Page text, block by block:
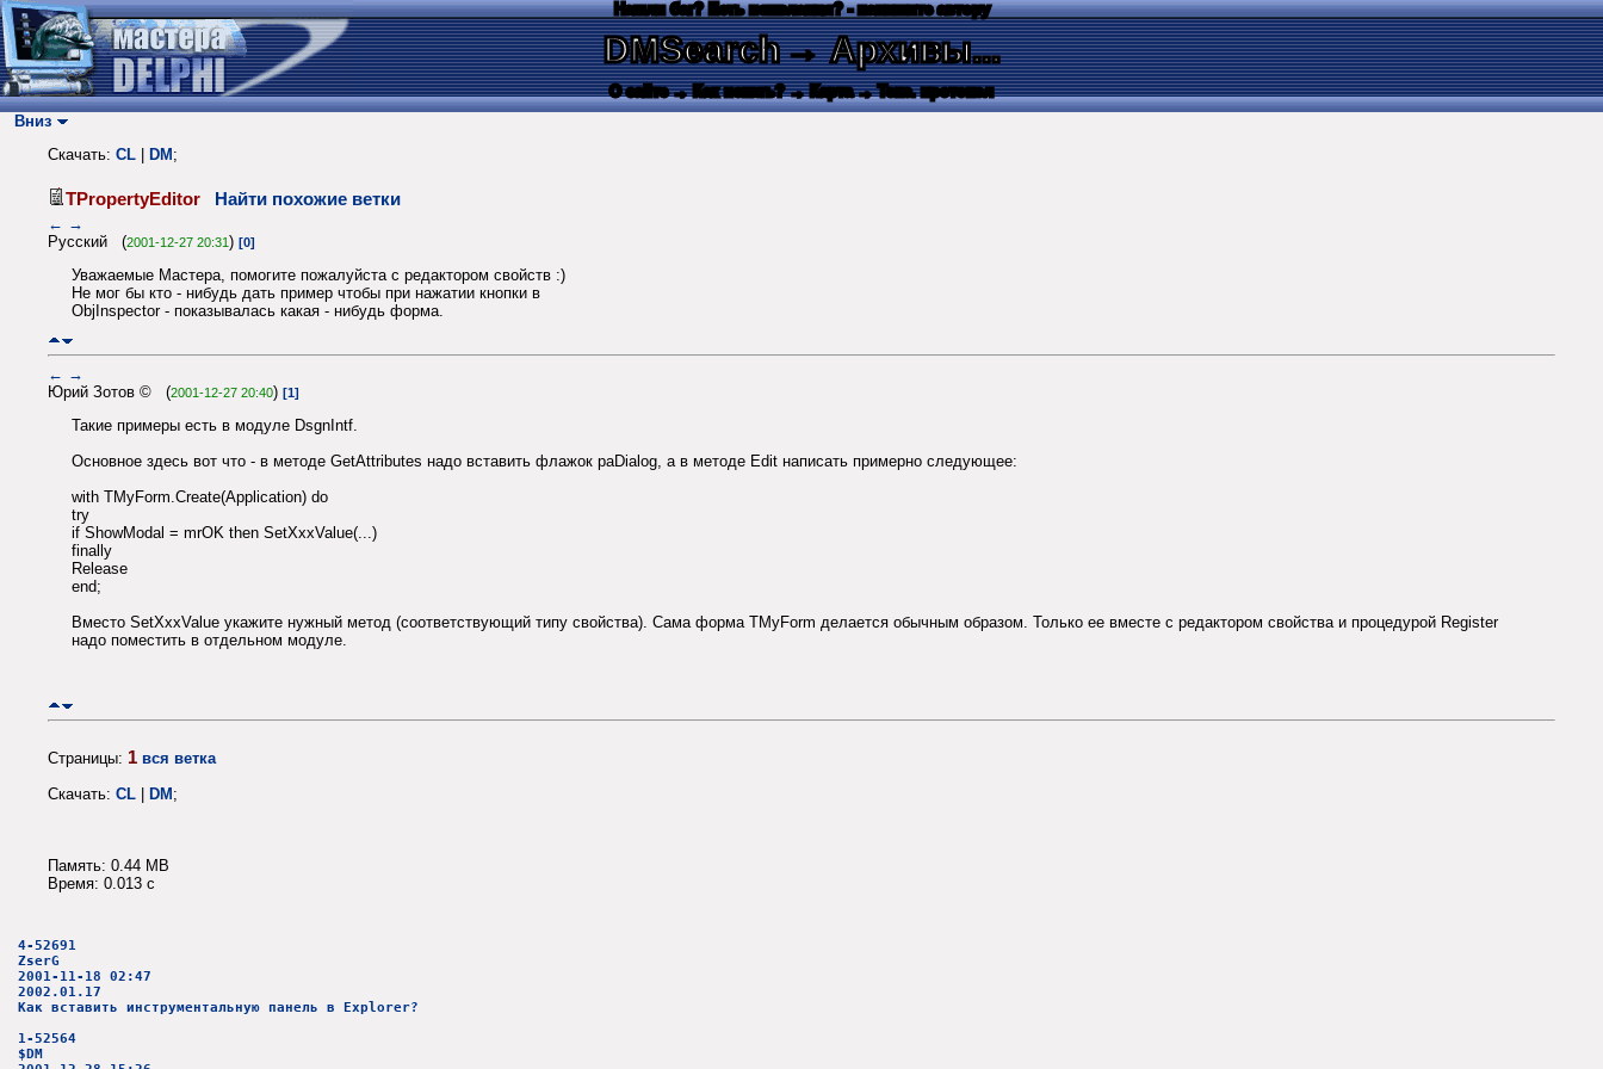
Нашли баг? Есть пожелания? - напишите автору
DMSearch→ Архивы...
О сайте → Как искать? → Карта → Текс. протокол
Вниз
Скачать: CL DM ;
TPropertyEditor Найти похожие ветки
← →
Русский (2001-12-27 20:31) [0]
Уважаемые Мастера, помогите пожалуйста с редактором свойств :)
Не мог бы кто - нибудь дать пример чтобы при нажатии кнопки в
ObjInspector - показывалась какая - нибудь форма.
← →
Юрий Зотов © (2001-12-27 20:40) [1]
Такие примеры есть в модуле DsgnIntf.
Основное здесь вот что - в методе GetAttributes надо вставить флажок paDialog, а в методе Edit написать примерно следующее:
with TMyForm.Create(Appliсation) do
try
if ShowModal = mrOK then SetXxxValue(...)
finally
Release
end;
Вместо SetXxxValue укажите нужный метод (соответствующий типу свойства). Сама форма TMyForm делается обычным образом. Только ее вместе с редактором свойства и процедурой Register
надо поместить в отдельном модуле.
Страницы: 1 вся ветка
Скачать: CL DM ;
Память: 0.44 MB
Время: 0.013 c
4-52691
ZserG
2001-11-18 02:47
2002.01.17
Как вставить инструментальную панель в Explorer?
1-52564
$DM